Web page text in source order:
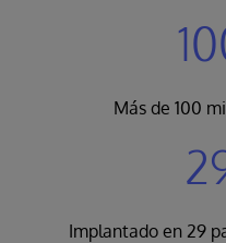
Más de 100
Implantado en 29